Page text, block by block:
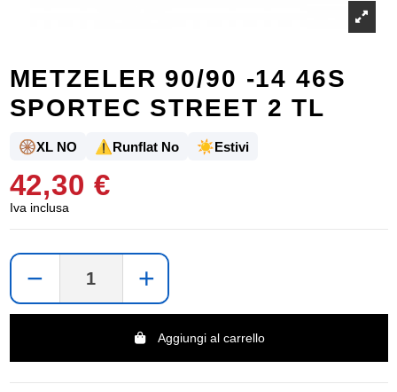
METZELER 90/90 -14 46S
SPORTEC STREET 2 TL
🛞XL NO ⚠️Runflat No ☀️Estivi
42,30 €
Iva inclusa
− +
Aggiungi al carrello